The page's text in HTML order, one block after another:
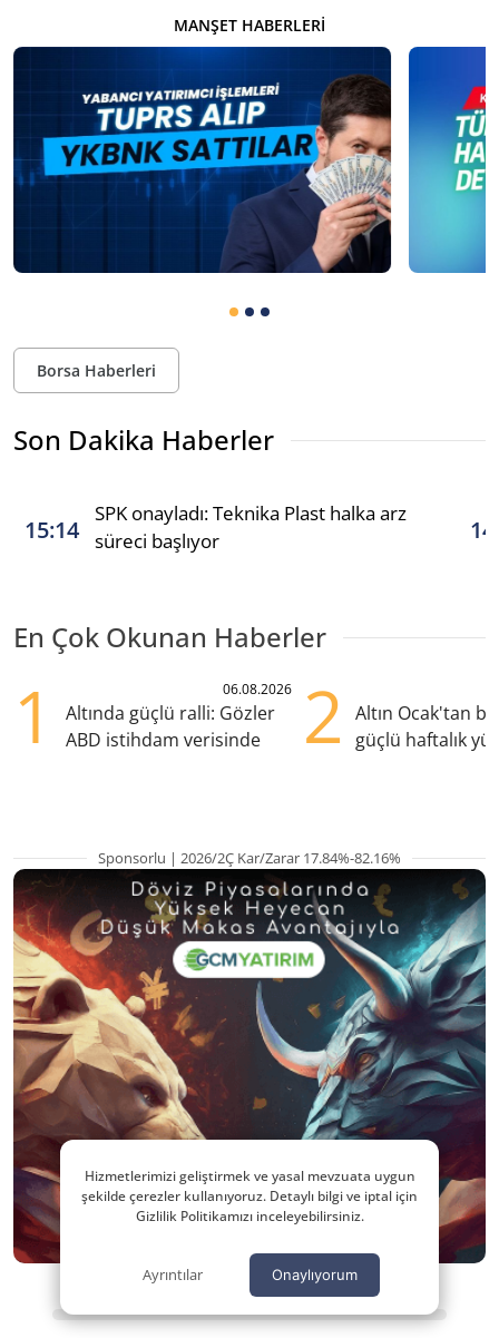
MANŞET HABERLERI
Borsa Haberleri
Son Dakika Haberler
15:14
SPK onayladı: Teknika Plast halka arz
süreci başlıyor
En Çok Okunan Haberler
1 06.08.2026
Altında güçlü ralli: Gözler
ABD istihdam verisinde
2
Altın Ocak'tan
güçlü haftalık
Sponsorlu | 2026/2Ç Kar/Zarar 17.84%-82.16%
Hizmetlerimizi geliştirmek ve yasal mevzuata uygun
şekilde çerezler kullanıyoruz. Detaylı bilgi ve iptal için
Gizlilik Politikamızı inceleyebilirsiniz.
Ayrıntılar Onaylıyorum